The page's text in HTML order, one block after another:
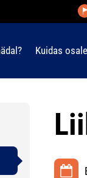
Kuidas